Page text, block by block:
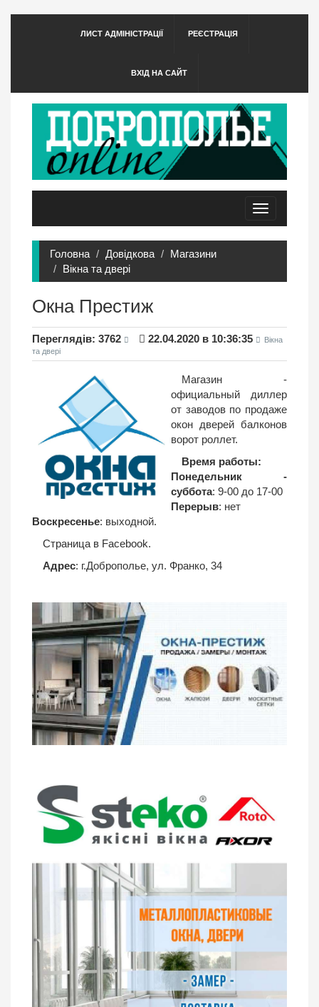
ЛИСТ АДМІНІСТРАЦІЇ РЕЄСТРАЦІЯ
ВХІД НА САЙТ
Toggle
navigation
Головна Довідкова
Магазини
Вікна та двері
Окна Престиж
Переглядiв: 3762 22.04.2020 в 10:36:35
Вікна
та двері
Магазин -
официальный диллер
от заводов по продаже
окон дверей балконов
ворот роллет.
Время работы:
Понедельник -
суббота: 9-00 до 17-00
Перерыв: нет
Воскресенье: выходной.
Страница в Facebook.
Адрес: г.Доброполье, ул. Франко, 34